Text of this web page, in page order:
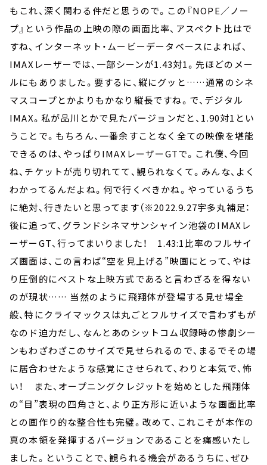
もこれ、深く関わる件だと思うので。この『NOPE／ノー
プ』という作品の上映の際の画面比率、アスペクト比はで
すね、インターネット・ムービーデータベースによれば、
IMAXレーザーでは、一部シーンが1.43対1。先ほどのメー
ルにもありました。要するに、縦にグッと……通常のシネ
マスコープとかよりもかなり縦長ですね。で、デジタル
IMAX。私が品川とかで見たバージョンだと、1.90対1とい
うことで。 もちろん、一番余すことなく全ての映像を堪能
できるのは、やっぱりIMAXレーザーGTで。これ僕、今回
ね、チケットが売り切れてて、観られなくて。みんな、よく
わかってるんだよね。何で行くべきかね。やっているうち
に絶対、行きたいと思ってます（※2022.9.27宇多丸補足：
後に追って、グランドシネマサンシャイン池袋のIMAXレ
ーザーGT、行ってまいりました！ 1.43:1比率のフルサイ
ズ画面は、この言わば“空を見上げる”映画にとって、やは
り圧倒的にベストな上映方式であると言わざるを得ない
のが現状…… 当然のように飛翔体が登場する見せ場全
般、特にクライマックスは丸ごとフルサイズで言わずもが
なのド迫力だし、なんとあのシットコム収録時の惨劇シー
ンもわざわざこのサイズで見せられるので、まるでその場
に居合わせたような感覚にさせられて、わりと本気で、怖
い！ また、オープニングクレジットを始めとした飛翔体
の“目”表現の四角さと、より正方形に近いような画面比率
との画作り的な整合性も完璧。改めて、これこそが本作の
真の本領を発揮するバージョンであることを痛感いたし
ました。ということで、観られる機会があるうちに、ぜひ